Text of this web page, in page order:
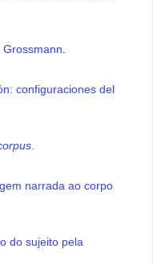
configuraciones del
narrada ao corpo
do sujeito pela